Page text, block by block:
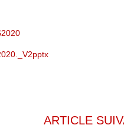
ARTICLE